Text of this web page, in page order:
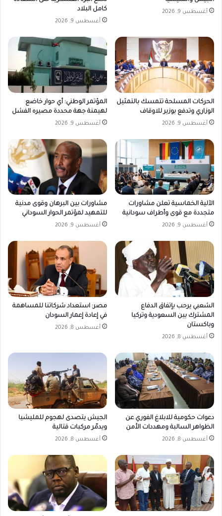
أغسطس 9, 2026
كامل البلاد
أغسطس 9, 2026
الحركات المسلحة تتمسك بالتمثيل
الوزاري وتدفع بوزير للاوقاف
أغسطس 9, 2026
المؤتمر الوطني: أي حوار خاضع
لهيمنة جهة محددة مصيره الفشل
أغسطس 9, 2026
الآلية الخماسية تعلن مشاورات
متجددة مع قوى وأطراف سودانية
أغسطس 9, 2026
مشاورات بين البرهان وقوى مدنية
للتمهيد لمؤتمر الحوار السوداني
أغسطس 9, 2026
الشعبي يرحب بإتفاق الدفاع
المشترك بين السعودية وتركيا
وباكستان
أغسطس 8, 2026
مصر: استعداد شركاتنا للمساهمة
في إعادة إعمار السودان
أغسطس 8, 2026
دعوات حكومية للابلاغ الفوري عن
الظواهر السالبة ومهددات الأمن
أغسطس 8, 2026
الجيش يتصدى لهجوم للمليشيا
ويدمّر مركبات قتالية
أغسطس 8, 2026